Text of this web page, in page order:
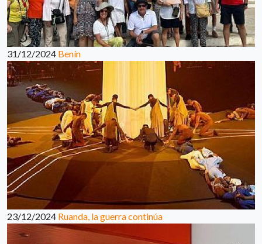
31/12/2024 Benín
23/12/2024 Ruanda, la guerra continúa